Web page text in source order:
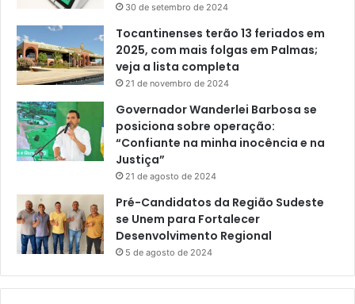
30 de setembro de 2024
Tocantinenses terão 13 feriados em
2025, com mais folgas em Palmas;
veja a lista completa
21 de novembro de 2024
Governador Wanderlei Barbosa se
posiciona sobre operação:
“Confiante na minha inocência e na
Justiça”
21 de agosto de 2024
Pré-Candidatos da Região Sudeste
se Unem para Fortalecer
Desenvolvimento Regional
5 de agosto de 2024